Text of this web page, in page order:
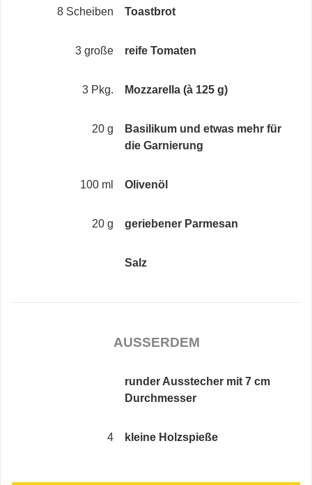
8 Scheiben Toastbrot
3 große reife Tomaten
3 Pkg. Mozzarella (à 125 g)
20 g
Basilikum und etwas mehr für
die Garnierung
100 ml Olivenöl
20 g geriebener Parmesan
Salz
AUSSERDEM
runder Ausstecher mit 7 cm
Durchmesser
4 kleine Holzspieße